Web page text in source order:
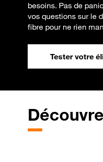
besoins. Pas de
vos questions sur le
fibre pour ne rien
Tester votre